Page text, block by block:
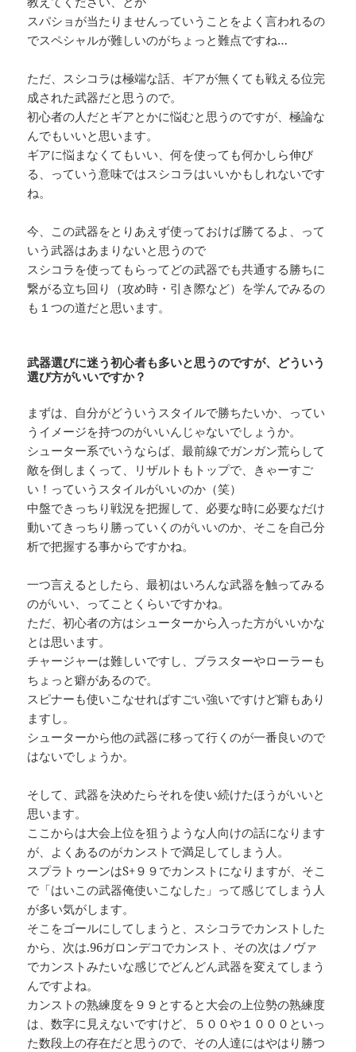
スパショが当たりませんっていうことをよく言われるの
でスペシャルが難しいのがちょっと難点ですね…
ただ、スシコラは極端な話、ギアが無くても戦える位完
成された武器だと思うので。
初心者の人だとギアとかに悩むと思うのですが、極論な
んでもいいと思います。
ギアに悩まなくてもいい、何を使っても何かしら伸び
る、っていう意味ではスシコラはいいかもしれないです
ね。
今、この武器をとりあえず使っておけば勝てるよ、って
いう武器はあまりないと思うので
スシコラを使ってもらってどの武器でも共通する勝ちに
繋がる立ち回り（攻め時・引き際など）を学んでみるの
も１つの道だと思います。
武器選びに迷う初心者も多いと思うのですが、どういう
選び方がいいですか？
まずは、自分がどういうスタイルで勝ちたいか、ってい
うイメージを持つのがいいんじゃないでしょうか。
シューター系でいうならば、最前線でガンガン荒らして
敵を倒しまくって、リザルトもトップで、きゃーすご
い！っていうスタイルがいいのか（笑）
中盤できっちり戦況を把握して、必要な時に必要なだけ
動いてきっちり勝っていくのがいいのか、そこを自己分
析で把握する事からですかね。
一つ言えるとしたら、最初はいろんな武器を触ってみる
のがいい、ってことくらいですかね。
ただ、初心者の方はシューターから入った方がいいかな
とは思います。
チャージャーは難しいですし、ブラスターやローラーも
ちょっと癖があるので。
スピナーも使いこなせればすごい強いですけど癖もあり
ますし。
シューターから他の武器に移って行くのが一番良いので
はないでしょうか。
そして、武器を決めたらそれを使い続けたほうがいいと
思います。
ここからは大会上位を狙うような人向けの話になります
が、よくあるのがカンストで満足してしまう人。
スプラトゥーンはS+９９でカンストになりますが、そこ
で「はいこの武器俺使いこなした」って感じてしまう人
が多い気がします。
そこをゴールにしてしまうと、スシコラでカンストした
から、次は.96ガロンデコでカンスト、その次はノヴァ
でカンストみたいな感じでどんどん武器を変えてしまう
んですよね。
カンストの熟練度を９９とすると大会の上位勢の熟練度
は、数字に見えないですけど、５００や１０００といっ
た数段上の存在だと思うので、その人達にはやはり勝つ